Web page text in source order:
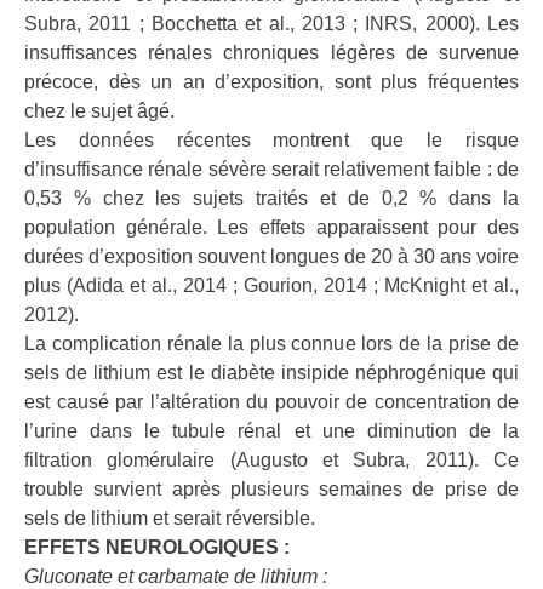
Subra, 2011 ; Bocchetta et al., 2013 ; INRS, 2000). Les
insuffisances rénales chroniques légères de survenue
précoce, dès un an d’exposition, sont plus fréquentes
chez le sujet âgé.
Les données récentes montrent que le risque
d’insuffisance rénale sévère serait relativement faible : de
0,53 % chez les sujets traités et de 0,2 % dans la
population générale. Les effets apparaissent pour des
durées d’exposition souvent longues de 20 à 30 ans voire
plus (Adida et al., 2014 ; Gourion, 2014 ; McKnight et al.,
2012).
La complication rénale la plus connue lors de la prise de
sels de lithium est le diabète insipide néphrogénique qui
est causé par l’altération du pouvoir de concentration de
l’urine dans le tubule rénal et une diminution de la
filtration glomérulaire (Augusto et Subra, 2011). Ce
trouble survient après plusieurs semaines de prise de
sels de lithium et serait réversible.
EFFETS NEUROLOGIQUES :
Gluconate et carbamate de lithium :